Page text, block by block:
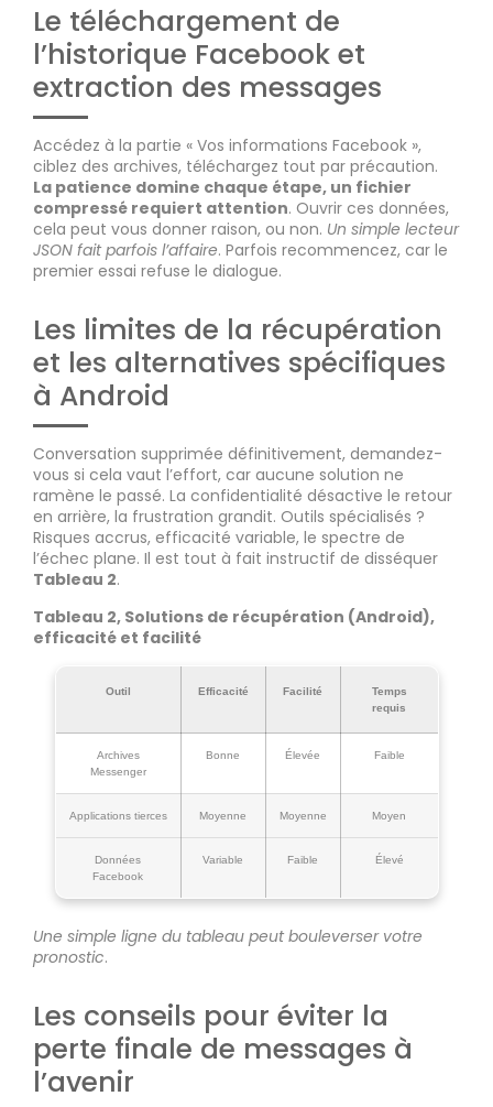
Le téléchargement de
l’historique Facebook et
extraction des messages
Accédez à la partie « Vos informations Facebook »,
ciblez des archives, téléchargez tout par précaution.
La patience domine chaque étape, un fichier
compressé requiert attention. Ouvrir ces données,
cela peut vous donner raison, ou non. Un simple lecteur
JSON fait parfois l’affaire. Parfois recommencez, car le
premier essai refuse le dialogue.
Les limites de la récupération
et les alternatives spécifiques
à Android
Conversation supprimée définitivement, demandez-
vous si cela vaut l’effort, car aucune solution ne
ramène le passé. La confidentialité désactive le retour
en arrière, la frustration grandit. Outils spécialisés ?
Risques accrus, efficacité variable, le spectre de
l’échec plane. Il est tout à fait instructif de disséquer
Tableau 2.
Tableau 2, Solutions de récupération (Android),
efficacité et facilité
Outil Efficacité Facilité
Temps
requis
Archives
Messenger
Bonne Élevée Faible
Applications tierces Moyenne Moyenne Moyen
Données
Facebook
Variable Faible Élevé
Une simple ligne du tableau peut bouleverser votre
pronostic.
Les conseils pour éviter la
perte finale de messages à
l’avenir